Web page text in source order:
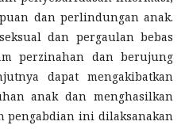
dan perlindungan anak.
dan pergaulan bebas
perzinahan dan berujung
dapat mengakibatkan
anak dan menghasilkan
pengabdian ini dilaksanakan